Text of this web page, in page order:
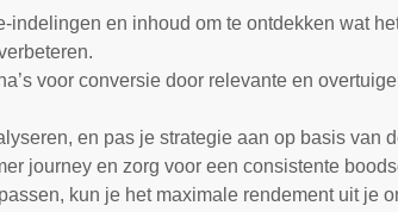
indelingen en inhoud om te ontdekken wat
voor conversie door relevante en
en pas je strategie aan op basis van
journey en zorg voor een consistente
kun je het maximale rendement uit